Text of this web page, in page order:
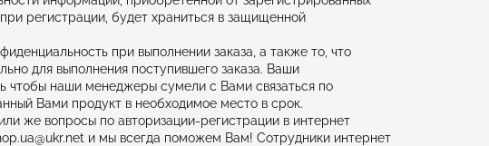
регистрации, будет храниться в защищенной
при выполнении заказа, а также то, что
для выполнения поступившего заказа. Ваши
чтобы наши менеджеры сумели с Вами связаться по
Вами продукт в необходимое место в срок.
же вопросы по авторизации-регистрации в интернет
и мы всегда поможем Вам! Сотрудники интернет